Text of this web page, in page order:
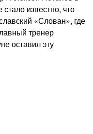
известно, что
«Слован», где
тренер
оставил эту